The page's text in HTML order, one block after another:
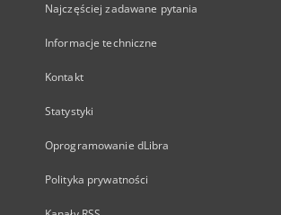
Najczęściej zadawane pytania
Informacje techniczne
Kontakt
Statystyki
Oprogramowanie dLibra
Polityka prywatności